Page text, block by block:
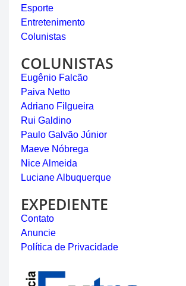
Esporte
Entretenimento
Colunistas
COLUNISTAS
Eugênio Falcão
Paiva Netto
Adriano Filgueira
Rui Galdino
Paulo Galvão Júnior
Maeve Nóbrega
Nice Almeida
Luciane Albuquerque
EXPEDIENTE
Contato
Anuncie
Política de Privacidade